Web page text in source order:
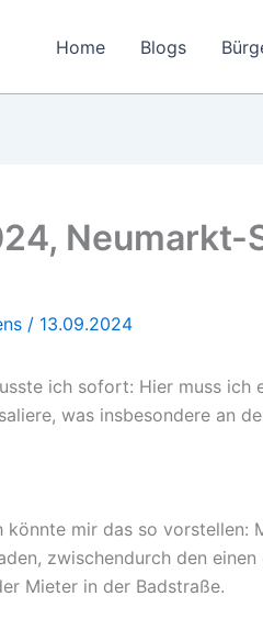
Home Blogs
/ 13.09.2024
ich sofort: Hier muss
was insbesondere an
mir das so vorstellen:
zwischendurch den
Mieter in der Badstraße.